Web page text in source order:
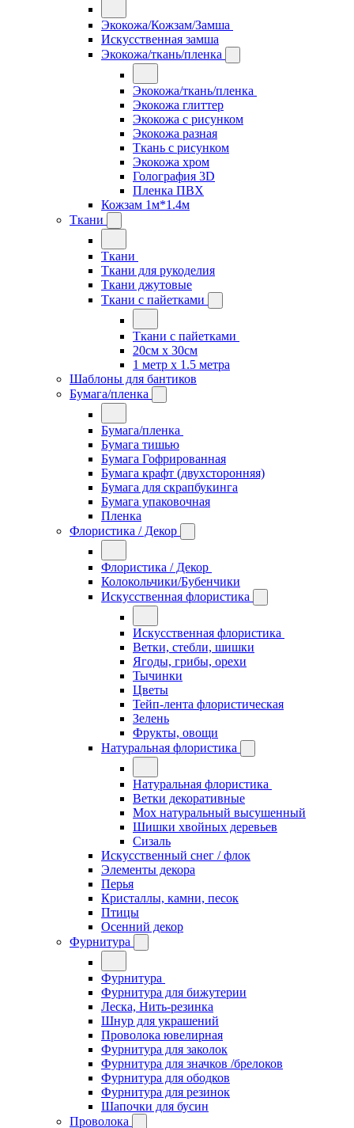
Экокожа/Кожзам/Замша
Искусственная замша
Экокожа/ткань/пленка
Экокожа/ткань/пленка
Экокожа глиттер
Экокожа с рисунком
Экокожа разная
Ткань с рисунком
Экокожа хром
Голография 3D
Пленка ПВХ
Кожзам 1м*1.4м
Ткани
Ткани
Ткани для рукоделия
Ткани джутовые
Ткани с пайетками
Ткани с пайетками
20см х 30см
1 метр х 1.5 метра
Шаблоны для бантиков
Бумага/пленка
Бумага/пленка
Бумага тишью
Бумага Гофрированная
Бумага крафт (двухсторонняя)
Бумага для скрапбукинга
Бумага упаковочная
Пленка
Флористика / Декор
Флористика / Декор
Колокольчики/Бубенчики
Искусственная флористика
Искусственная флористика
Ветки, стебли, шишки
Ягоды, грибы, орехи
Тычинки
Цветы
Тейп-лента флористическая
Зелень
Фрукты, овощи
Натуральная флористика
Натуральная флористика
Ветки декоративные
Мох натуральный высушенный
Шишки хвойных деревьев
Сизаль
Искусственный снег / флок
Элементы декора
Перья
Кристаллы, камни, песок
Птицы
Осенний декор
Фурнитура
Фурнитура
Фурнитура для бижутерии
Леска, Нить-резинка
Шнур для украшений
Проволока ювелирная
Фурнитура для заколок
Фурнитура для значков /брелоков
Фурнитура для ободков
Фурнитура для резинок
Шапочки для бусин
Проволока